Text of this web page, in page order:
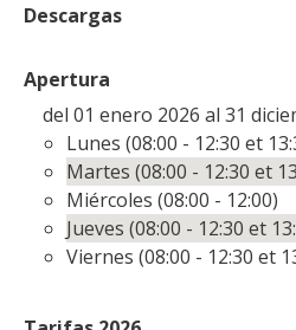
Descargas
Apertura
del 01 enero 2026 al 31
Lunes (08:00 - 12:30 et
Martes (08:00 - 12:30 et
Miércoles (08:00 - 12:00)
Jueves (08:00 - 12:30 et
Viernes (08:00 - 12:30 et